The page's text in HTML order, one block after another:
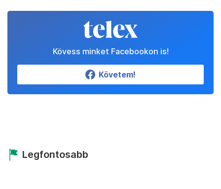
Kövess minket Facebookon is!
Követem!
Legfontosabb